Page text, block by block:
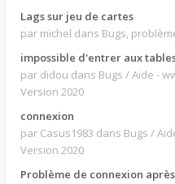
Lags sur jeu de cartes
par michel dans Bugs,
impossible d'entrer aux
par didou dans Bugs / Aide -
Version 2020
connexion
par Casus1983 dans Bugs /
Version 2020
Problème de connexion